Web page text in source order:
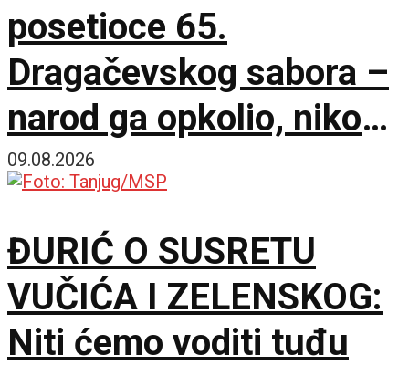
posetioce 65.
Dragačevskog sabora –
narod ga opkolio, niko
ne veruje koliko je
09.08.2026
ĐURIĆ O SUSRETU
VUČIĆA I ZELENSKOG:
Niti ćemo voditi tuđu